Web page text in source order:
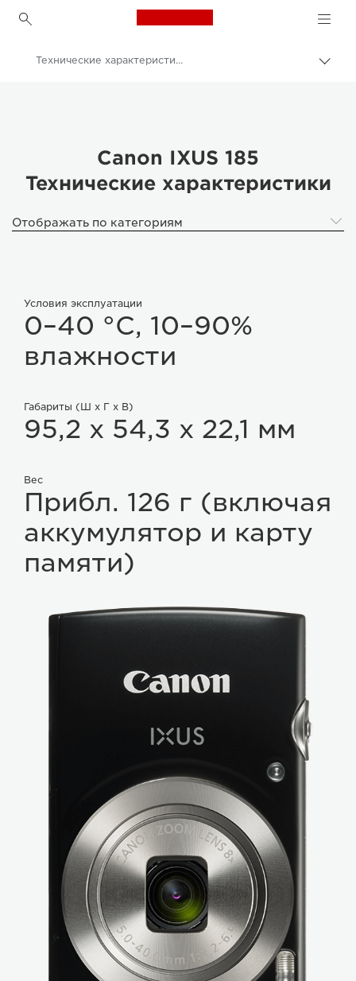
Canon Logo, back to
Технические характеристики - IXUS 185
Canon IXUS 185
Технические характеристики
Отображать по категориям
Условия эксплуатации
0–40 °C, 10–90%
влажности
Габариты (Ш x Г x В)
95,2 x 54,3 x 22,1 мм
Вес
Прибл. 126 г (включая
аккумулятор и карту
памяти)